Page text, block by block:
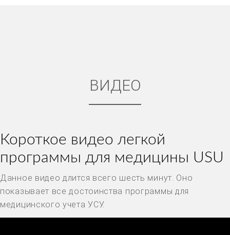
ВИДЕО
Короткое видео легкой
программы для медицины USU
Данное видео длится всего шесть минут. Оно
показывает все достоинства программы для
медицинского учета УСУ.